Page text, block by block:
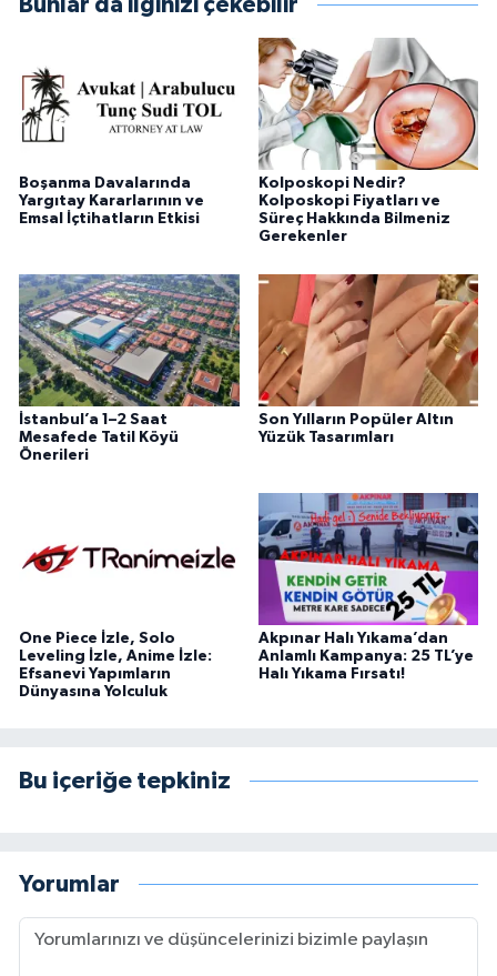
Bunlar da ilginizi çekebilir
Boşanma Davalarında
Yargıtay Kararlarının ve
Emsal İçtihatların Etkisi
Kolposkopi Nedir?
Kolposkopi Fiyatları ve
Süreç Hakkında Bilmeniz
Gerekenler
İstanbul’a 1–2 Saat
Mesafede Tatil Köyü
Önerileri
Son Yılların Popüler Altın
Yüzük Tasarımları
One Piece İzle, Solo
Leveling İzle, Anime İzle:
Efsanevi Yapımların
Dünyasına Yolculuk
Akpınar Halı Yıkama’dan
Anlamlı Kampanya: 25 TL’ye
Halı Yıkama Fırsatı!
Bu içeriğe tepkiniz
Yorumlar